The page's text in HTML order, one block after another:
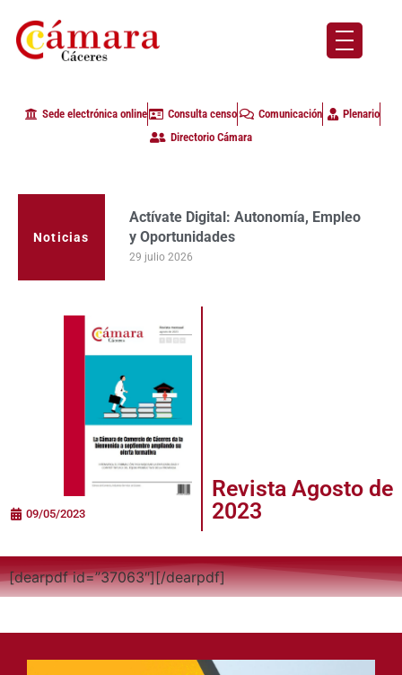
Sede electrónica online Consulta censo Comunicación
Plenario
Directorio Cámara
Noticias
Actívate Digital: Autonomía, Empleo
y Oportunidades
29 julio 2026
09/05/2023
Revista Agosto de
2023
[dearpdf id=”37063″][/dearpdf]